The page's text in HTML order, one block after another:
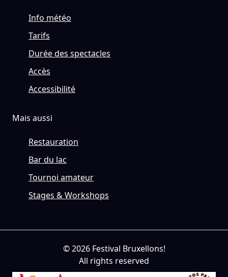
Info météo
Tarifs
Durée des spectacles
Accès
Accessibilité
Mais aussi
Restauration
Bar du lac
Tournoi amateur
Stages & Workshops
© 2026 Festival Bruxellons!
All rights reserved